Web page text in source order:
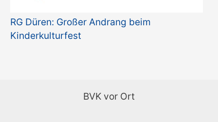
RG Düren: Großer Andrang beim
Kinderkulturfest
BVK vor Ort